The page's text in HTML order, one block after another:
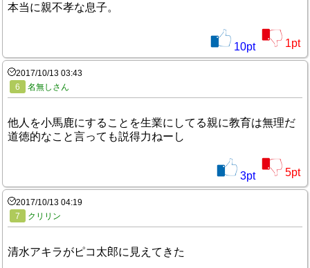
本当に親不孝な息子。
10pt 1pt
2017/10/13 03:43
6
名無しさん
他人を小馬鹿にすることを生業にしてる親に教育は無理だ
道徳的なこと言っても説得力ねーし
3pt 5pt
2017/10/13 04:19
7
クリリン
清水アキラがピコ太郎に見えてきた